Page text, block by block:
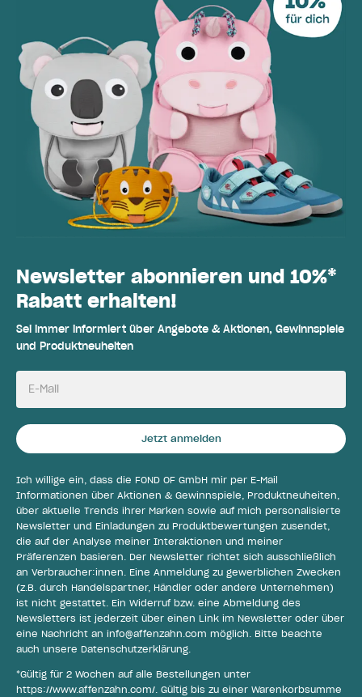
Newsletter abonnieren und 10%*
Rabatt erhalten!
Sei immer informiert über Angebote & Aktionen, Gewinnspiele
und Produktneuheiten
E-Mail
Jetzt anmelden
Ich willige ein, dass die FOND OF GmbH mir per E-Mail
Informationen über Aktionen & Gewinnspiele, Produktneuheiten,
über aktuelle Trends ihrer Marken sowie auf mich personalisierte
Newsletter und Einladungen zu Produktbewertungen zusendet,
die auf der Analyse meiner Interaktionen und meiner
Präferenzen basieren. Der Newsletter richtet sich ausschließlich
an Verbraucher:innen. Eine Anmeldung zu gewerblichen Zwecken
(z.B. durch Handelspartner, Händler oder andere Unternehmen)
ist nicht gestattet. Ein Widerruf bzw. eine Abmeldung des
Newsletters ist jederzeit über einen Link im Newsletter oder über
eine Nachricht an info@affenzahn.com möglich. Bitte beachte
auch unsere Datenschutzerklärung.
*Gültig für 2 Wochen auf alle Bestellungen unter
https://www.affenzahn.com/. Gültig bis zu einer Warenkorbsumme